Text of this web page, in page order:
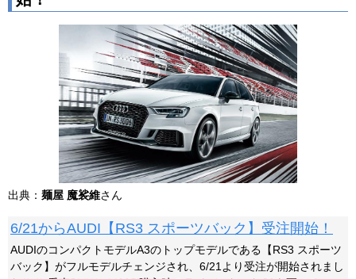
出典： 麺屋 魔裟維さん
6/21からAUDI【RS3 スポーツバック】受注開始！
AUDIのコンパクトモデルA3のトップモデルである【RS3 スポーツ
バック】がフルモデルチェンジされ、6/21より受注が開始されまし